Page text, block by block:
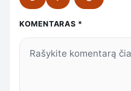
KOMENTARAS *